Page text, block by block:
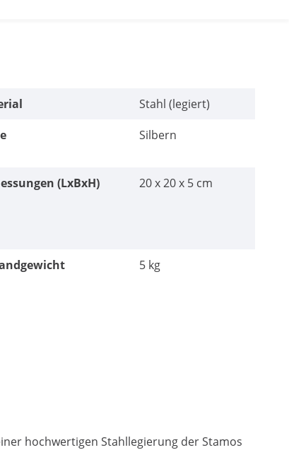
Stahl (legiert)
Silbern
(LxBxH) 20 x 20 x 5 cm
5 kg
hochwertigen Stahllegierung der Stamos